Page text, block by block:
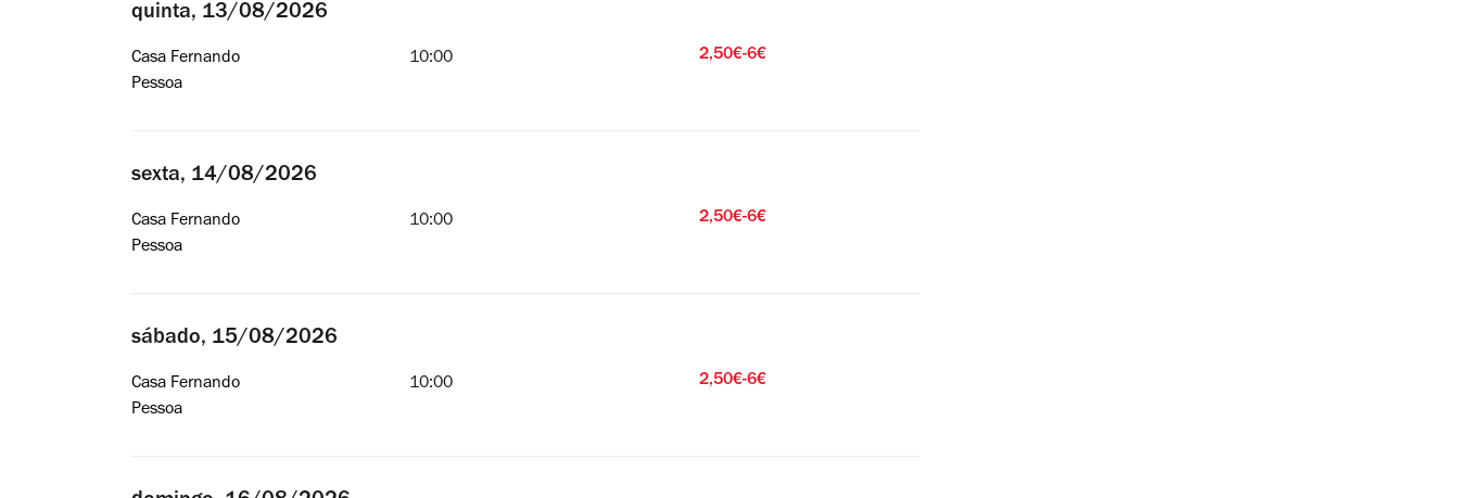
quinta, 13/08/2026
Casa Fernando
Pessoa
10:00 2,50€-6€
sexta, 14/08/2026
Casa Fernando
Pessoa
10:00 2,50€-6€
sábado, 15/08/2026
Casa Fernando
Pessoa
10:00 2,50€-6€